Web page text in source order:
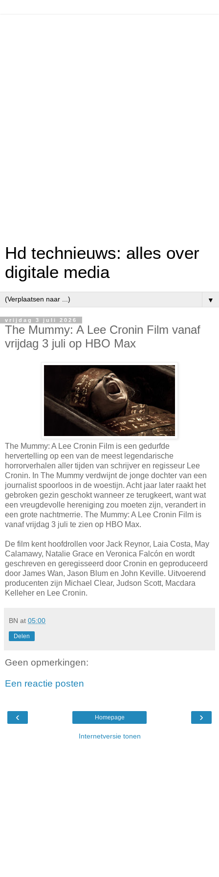
Hd technieuws: alles over
digitale media
▼
vrijdag 3 juli 2026
The Mummy: A Lee Cronin Film vanaf
vrijdag 3 juli op HBO Max
The Mummy: A Lee Cronin Film is een gedurfde
hervertelling op een van de meest legendarische
horrorverhalen aller tijden van schrijver en regisseur Lee
Cronin. In The Mummy verdwijnt de jonge dochter van een
journalist spoorloos in de woestijn. Acht jaar later raakt het
gebroken gezin geschokt wanneer ze terugkeert, want wat
een vreugdevolle hereniging zou moeten zijn, verandert in
een grote nachtmerrie. The Mummy: A Lee Cronin Film is
vanaf vrijdag 3 juli te zien op HBO Max.
De film kent hoofdrollen voor Jack Reynor, Laia Costa, May
Calamawy, Natalie Grace en Veronica Falcón en wordt
geschreven en geregisseerd door Cronin en geproduceerd
door James Wan, Jason Blum en John Keville. Uitvoerend
producenten zijn Michael Clear, Judson Scott, Macdara
Kelleher en Lee Cronin.
BN at 05:00
Delen
Geen opmerkingen:
Een reactie posten
‹ ›
Homepage
Internetversie tonen